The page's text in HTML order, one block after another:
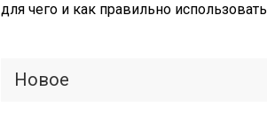
для чего и как правильно использовать
Новое